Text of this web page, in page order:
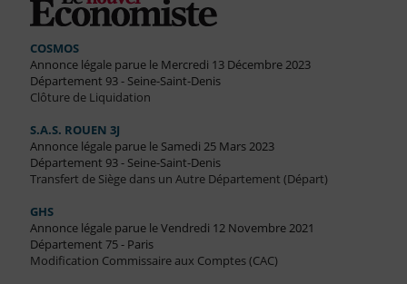
COSMOS
Annonce légale parue le Mercredi 13 Décembre 2023
Département 93 - Seine-Saint-Denis
Clôture de Liquidation
S.A.S. ROUEN 3J
Annonce légale parue le Samedi 25 Mars 2023
Département 93 - Seine-Saint-Denis
Transfert de Siège dans un Autre Département (Départ)
GHS
Annonce légale parue le Vendredi 12 Novembre 2021
Département 75 - Paris
Modification Commissaire aux Comptes (CAC)